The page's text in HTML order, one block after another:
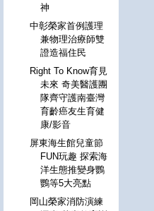
神
中彰榮家首例護理
兼物理治療師雙
證造福住民
Right To Know育見
未來 奇美醫護團
隊齊守護南臺灣
育齡癌友生育健
康/影音
屏東海生館兒童節
FUN玩趣 探索海
洋生態推變身鸚
鸚等5大亮點
岡山榮家消防演練